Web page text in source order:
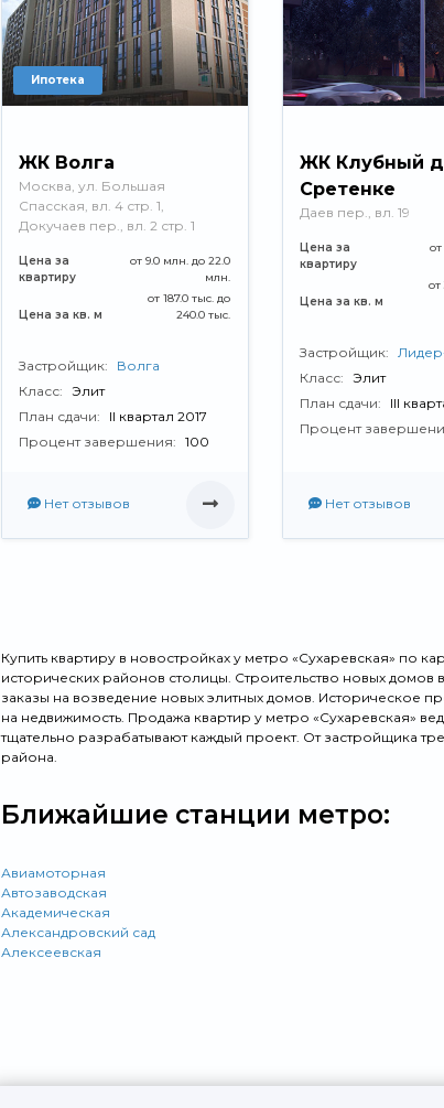
Ипотека
ЖК Волга
Москва, ул. Большая
Спасская, вл. 4 стр. 1,
Докучаев пер., вл. 2 стр. 1
Цена за
квартиру
от 9.0 млн. до 22.0
млн.
Цена за кв. м
от 187.0 тыс. до
240.0 тыс.
Застройщик:
Волга
Класс: Элит
План сдачи:
II квартал 2017
Процент завершения: 100
Нет отзывов
ЖК Клубный
Сретенке
Даев пер., вл. 19
Цена за
квартиру
Цена за кв. м
от
Застройщик:
Класс:
Элит
План сдачи:
III
Процент
Нет отзывов
Купить квартиру в новостройках у метро «Сухаревская» по
исторических районов столицы. Строительство новых
заказы на возведение новых элитных домов. Историческое
на недвижимость. Продажа квартир у метро «Сухаревская»
тщательно разрабатывают каждый проект. От застройщика
района.
Ближайшие станции метро:
Авиамоторная
Автозаводская
Академическая
Александровский сад
Алексеевская